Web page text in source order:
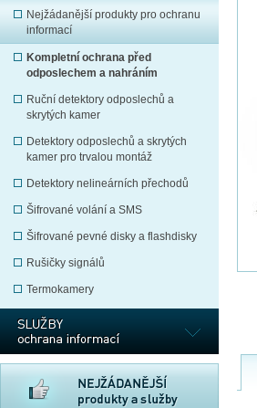
Nejžádanější produkty pro ochranu
informací
Kompletní ochrana před
odposlechem a nahráním
Ruční detektory odposlechů a
skrytých kamer
Detektory odposlechů a skrytých
kamer pro trvalou montáž
Detektory nelineárních přechodů
Šifrované volání a SMS
Šifrované pevné disky a flashdisky
Rušičky signálů
Termokamery